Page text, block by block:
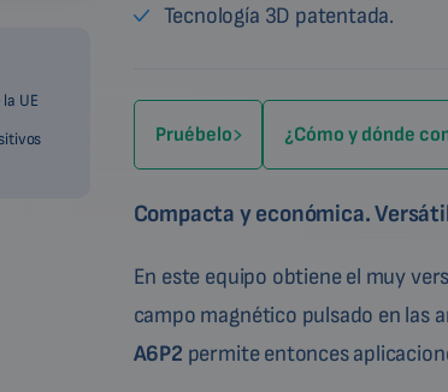
UE
Tecnología 3D patentada.
Pruébelo ¿Cómo y dónde
Compacta y económica.
En este equipo obtiene el muy
campo magnético pulsado en las
A6P2 permite entonces